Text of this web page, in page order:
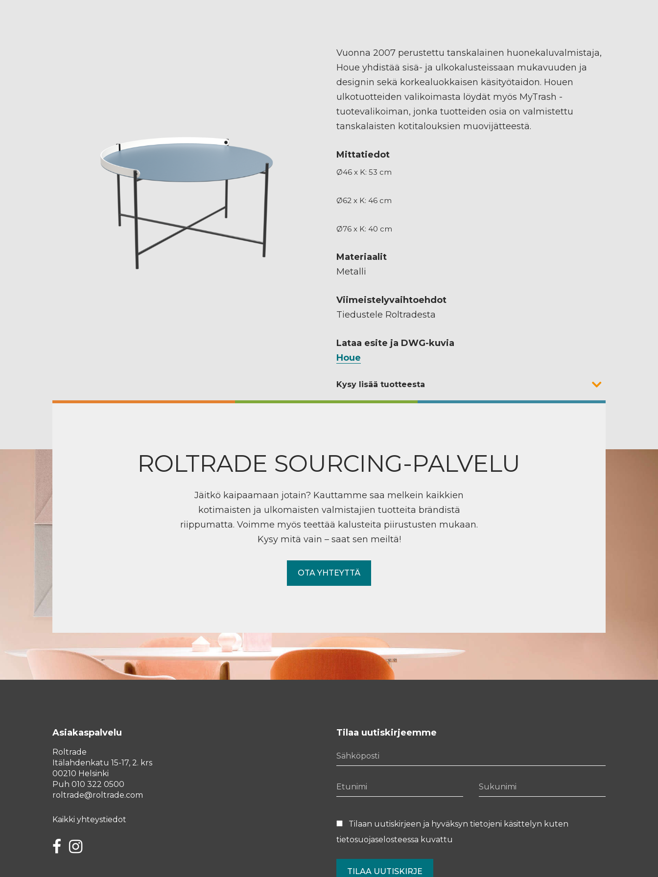
Vuonna 2007 perustettu tanskalainen huonekaluvalmistaja,
Houe yhdistää sisä- ja ulkokalusteissaan mukavuuden ja
designin sekä korkealuokkaisen käsityötaidon. Houen
ulkotuotteiden valikoimasta löydät myös MyTrash -
tuotevalikoiman, jonka tuotteiden osia on valmistettu
tanskalaisten kotitalouksien muovijätteestä.
Mittatiedot
Ø46 x K: 53 cm
Ø62 x K: 46 cm
Ø76 x K: 40 cm
Materiaalit
Metalli
Viimeistelyvaihtoehdot
Tiedustele Roltradesta
Lataa esite ja DWG-kuvia
Houe
Kysy lisää tuotteesta
ROLTRADE SOURCING-PALVELU
Jäitkö kaipaamaan jotain? Kauttamme saa melkein kaikkien
kotimaisten ja ulkomaisten valmistajien tuotteita brändistä
riippumatta. Voimme myös teettää kalusteita piirustusten mukaan.
Kysy mitä vain – saat sen meiltä!
OTA YHTEYTTÄ
Asiakaspalvelu
Roltrade
Itälahdenkatu 15-17, 2. krs
00210 Helsinki
Puh 010 322 0500
roltrade@roltrade.com
Kaikki yhteystiedot
FacebookInstagram
Tilaa uutiskirjeemme
Tilaan uutiskirjeen ja hyväksyn tietojeni käsittelyn kuten
tietosuojaselosteessa kuvattu